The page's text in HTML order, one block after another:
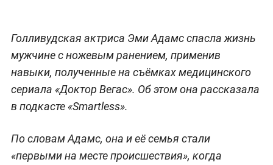
Голливудская актриса Эми Адамс спасла жизнь
мужчине с ножевым ранением, применив
навыки, полученные на съёмках медицинского
сериала «Доктор Вегас». Об этом она рассказала
в подкасте «Smartless».
По словам Адамс, она и её семья стали
«первыми на месте происшествия», когда